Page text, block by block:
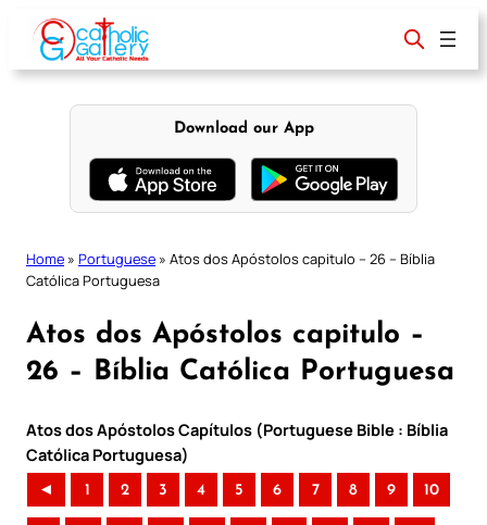
content
Download our App
Home » Portuguese » Atos dos Apóstolos capitulo – 26 – Bíblia
Católica Portuguesa
Atos dos Apóstolos capitulo –
26 – Bíblia Católica Portuguesa
Atos dos Apóstolos Capítulos (Portuguese Bible : Bíblia
Católica Portuguesa)
◄ 1 2 3 4 5 6 7 8 9 10